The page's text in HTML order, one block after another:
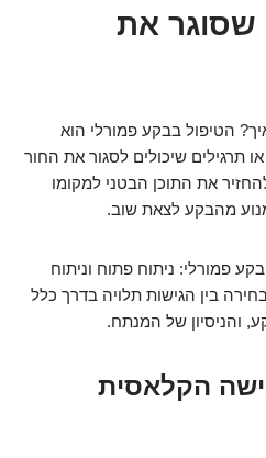
שסוגר את
הטיפול בבקע פמורלי הוא
תרגילים שיכולים לסגור את החור
את התוכן הבטני למקומו
מהבקע לצאת שוב.
פמורלי: ניתוח פתוח וניתוח
בין הגישות תלויה בדרך כלל
והניסיון של המנתח.
הקלאסית